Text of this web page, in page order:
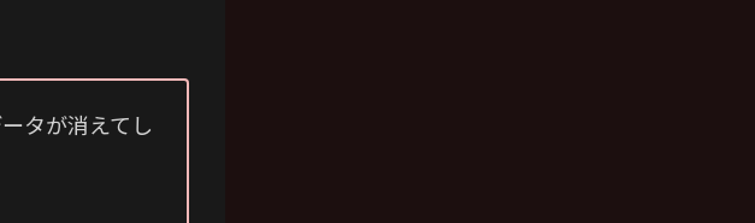
タが消えてし